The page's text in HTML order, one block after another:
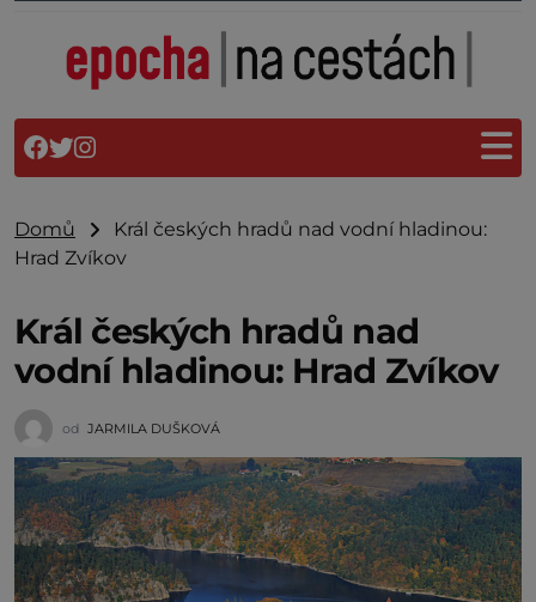
Domů
Král českých hradů nad vodní hladinou:
Hrad Zvíkov
Král českých hradů nad
vodní hladinou: Hrad Zvíkov
od JARMILA DUŠKOVÁ